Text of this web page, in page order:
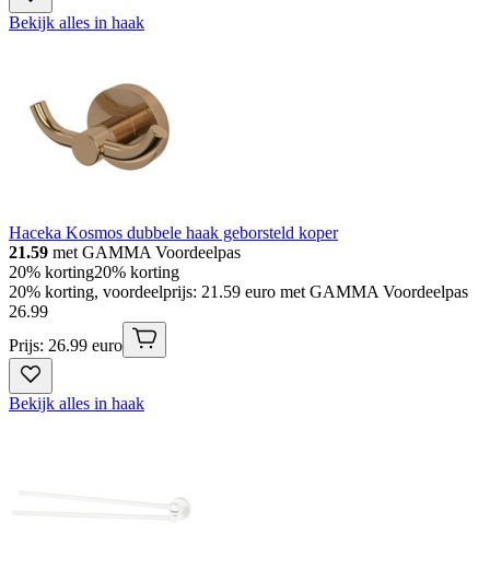
Bekijk alles in haak
Haceka Kosmos dubbele haak geborsteld koper
21.59 met GAMMA Voordeelpas
20% korting20% korting
20% korting, voordeelprijs: 21.59 euro met GAMMA Voordeelpas
26.99
Prijs: 26.99 euro
Bekijk alles in haak